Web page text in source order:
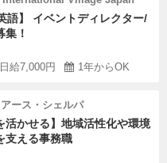
語】 イベントディレクター/
集！
日給7,000円 1年からOK
ース・シェルパ
活かせる】地域活性化や環境
支える事務職